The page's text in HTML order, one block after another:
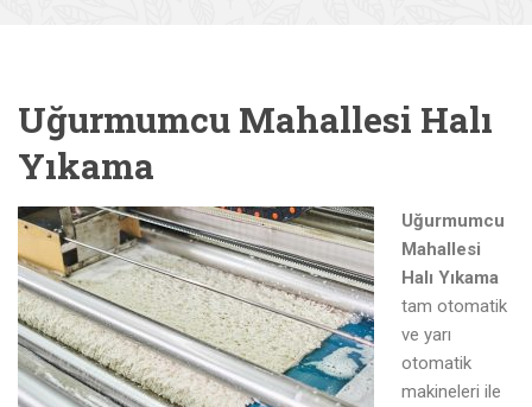
Uğurmumcu Mahallesi Halı
Yıkama
Uğurmumcu
Mahallesi
Halı Yıkama
tam otomatik
ve yarı
otomatik
makineleri ile